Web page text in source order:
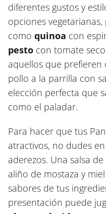
diferentes gustos y
opciones
como quinoa con
pesto con tomate
aquellos que prefieren
pollo a la parrilla con
elección perfecta que
como el paladar.
Para hacer que tus
atractivos, no dudes
aderezos. Una salsa
aliño de mostaza y
sabores de tus
presentación puede